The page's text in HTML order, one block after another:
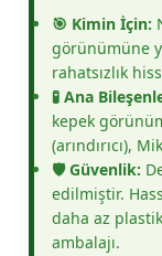
🎯 Kimin İçin:
görünümüne
rahatsızlık
🧪 Ana
kepek
(arındırıcı),
🛡️ Güvenlik:
edilmiştir.
daha az
ambalajı.